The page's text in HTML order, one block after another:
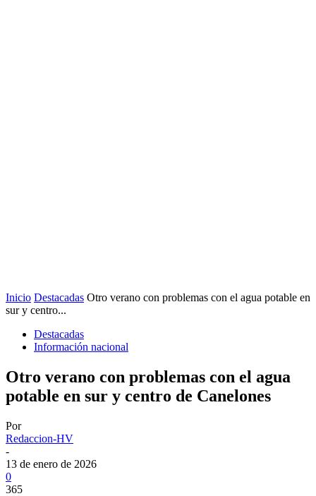
Inicio Destacadas Otro verano con problemas con el agua potable en
sur y centro...
Destacadas
Información nacional
Otro verano con problemas con el agua
potable en sur y centro de Canelones
Por
Redaccion-HV
-
13 de enero de 2026
0
365